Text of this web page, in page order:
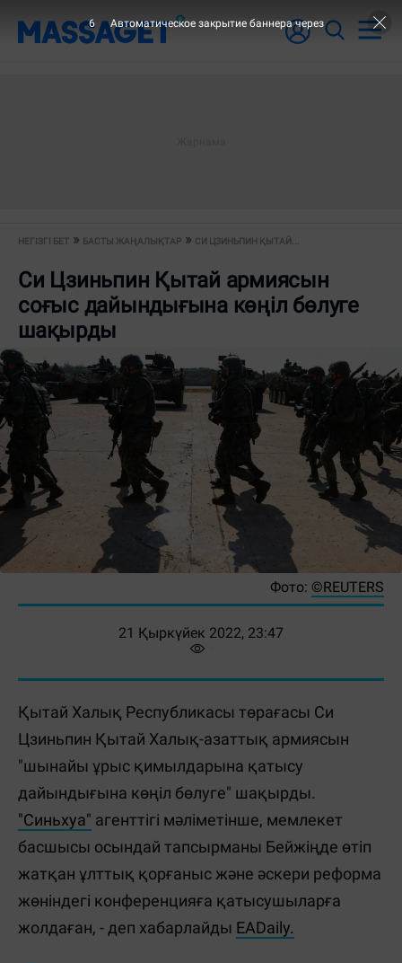
НЕГІЗГІ БЕТ БАСТЫ ЖАҢАЛЫҚТАР СИ ЦЗИНЬПИН ҚЫТАЙ...
Си Цзиньпин Қытай армиясын
соғыс дайындығына көңіл бөлуге
шақырды
Фото: ©REUTERS
21 Қыркүйек 2022, 23:47
Қытай Халық Республикасы төрағасы Си
Цзиньпин Қытай Халық-азаттық армиясын
"шынайы ұрыс қимылдарына қатысу
дайындығына көңіл бөлуге" шақырды.
"Синьхуа" агенттігі мәліметінше, мемлекет
басшысы осындай тапсырманы Бейжіңде өтіп
жатқан ұлттық қорғаныс және әскери реформа
жөніндегі конференцияға қатысушыларға
жолдаған, - деп хабарлайды EADaily.
6 Автоматическое закрытие баннера через